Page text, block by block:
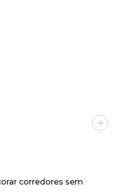
corredores sem